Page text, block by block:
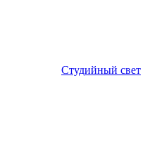
Студийный свет